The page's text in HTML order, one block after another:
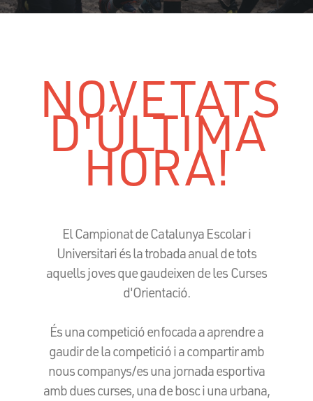
NOVETATS
D'ÚLTIMA
HORA!
El Campionat de Catalunya Escolar i
Universitari és la trobada anual de tots
aquells joves que gaudeixen de les Curses
d'Orientació.
És una competició enfocada a aprendre a
gaudir de la competició i a compartir amb
nous companys/es una jornada esportiva
amb dues curses, una de bosc i una urbana,